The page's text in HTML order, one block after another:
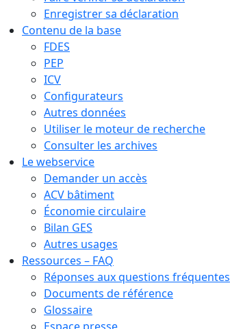
Enregistrer sa déclaration
Contenu de la base
FDES
PEP
ICV
Configurateurs
Autres données
Utiliser le moteur de recherche
Consulter les archives
Le webservice
Demander un accès
ACV bâtiment
Économie circulaire
Bilan GES
Autres usages
Ressources – FAQ
Réponses aux questions fréquentes
Documents de référence
Glossaire